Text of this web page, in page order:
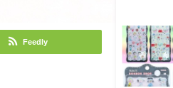
Feedly